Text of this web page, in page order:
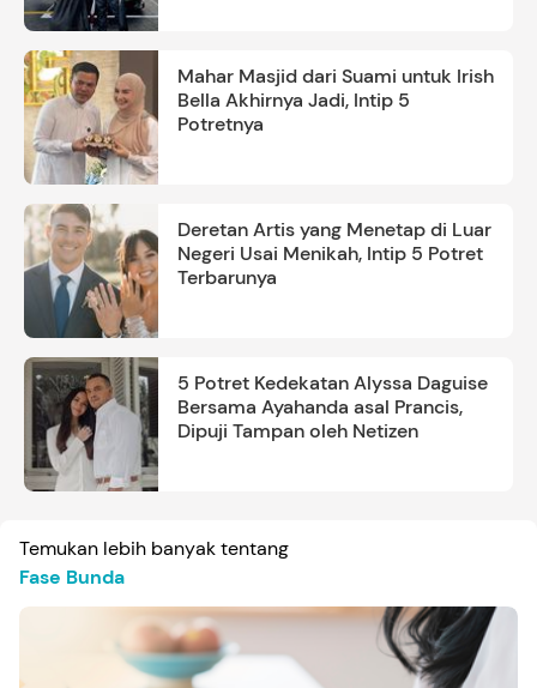
Mahar Masjid dari Suami untuk Irish
Bella Akhirnya Jadi, Intip 5
Potretnya
Deretan Artis yang Menetap di Luar
Negeri Usai Menikah, Intip 5 Potret
Terbarunya
5 Potret Kedekatan Alyssa Daguise
Bersama Ayahanda asal Prancis,
Dipuji Tampan oleh Netizen
Temukan lebih banyak tentang
Fase Bunda